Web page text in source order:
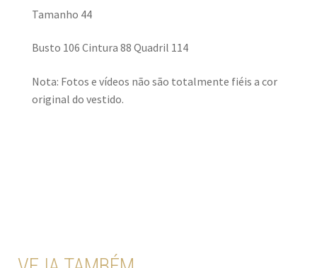
Tamanho 44
Busto 106 Cintura 88 Quadril 114
Nota: Fotos e vídeos não são totalmente fiéis a cor
original do vestido.